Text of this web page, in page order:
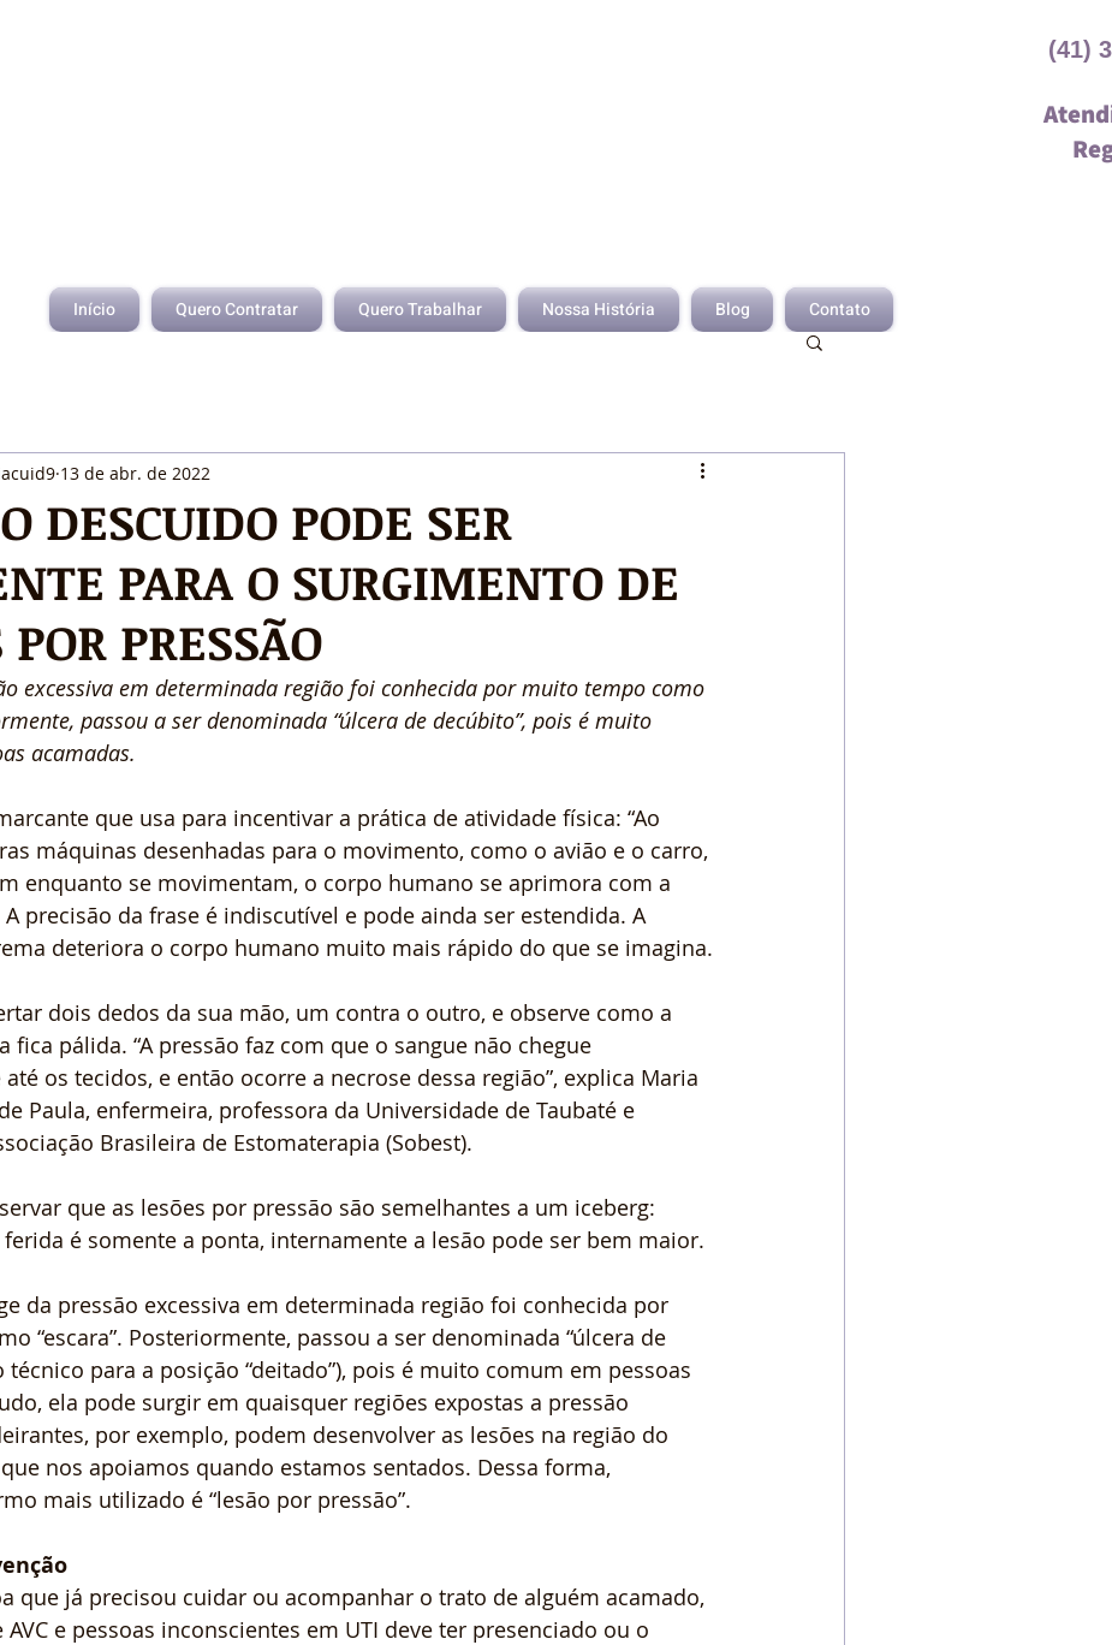
(41)
Início Quero Contratar Quero Trabalhar Nossa História Blog Contato
DESCUIDO PODE SER
PARA O SURGIMENTO DE
PRESSÃO
13 de abr. de 2022
excessiva em determinada região foi conhecida por muito tempo como
passou a ser denominada “úlcera de decúbito”, pois é muito
acamadas.
que usa para incentivar a prática de atividade física: “Ao
máquinas desenhadas para o movimento, como o avião e o carro,
enquanto se movimentam, o corpo humano se aprimora com a
precisão da frase é indiscutível e pode ainda ser estendida. A
deteriora o corpo humano muito mais rápido do que se imagina.
dois dedos da sua mão, um contra o outro, e observe como a
fica pálida. “A pressão faz com que o sangue não chegue
os tecidos, e então ocorre a necrose dessa região”, explica Maria
Paula, enfermeira, professora da Universidade de Taubaté e
Brasileira de Estomaterapia (Sobest).
que as lesões por pressão são semelhantes a um iceberg:
é somente a ponta, internamente a lesão pode ser bem maior.
da pressão excessiva em determinada região foi conhecida por
“escara”. Posteriormente, passou a ser denominada “úlcera de
técnico para a posição “deitado”), pois é muito comum em pessoas
ela pode surgir em quaisquer regiões expostas a pressão
por exemplo, podem desenvolver as lesões na região do
nos apoiamos quando estamos sentados. Dessa forma,
mais utilizado é “lesão por pressão”.
e pessoas inconscientes em UTI deve ter presenciado ou o